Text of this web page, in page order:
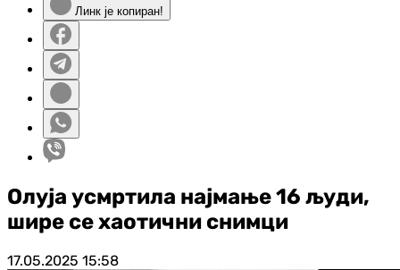
Линк је копиран!
Олуја усмртила најмање 16 људи,
шире се хаотични снимци
17.05.2025 15:58